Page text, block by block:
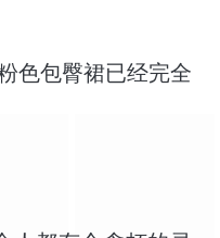
色包臀裙已经完全